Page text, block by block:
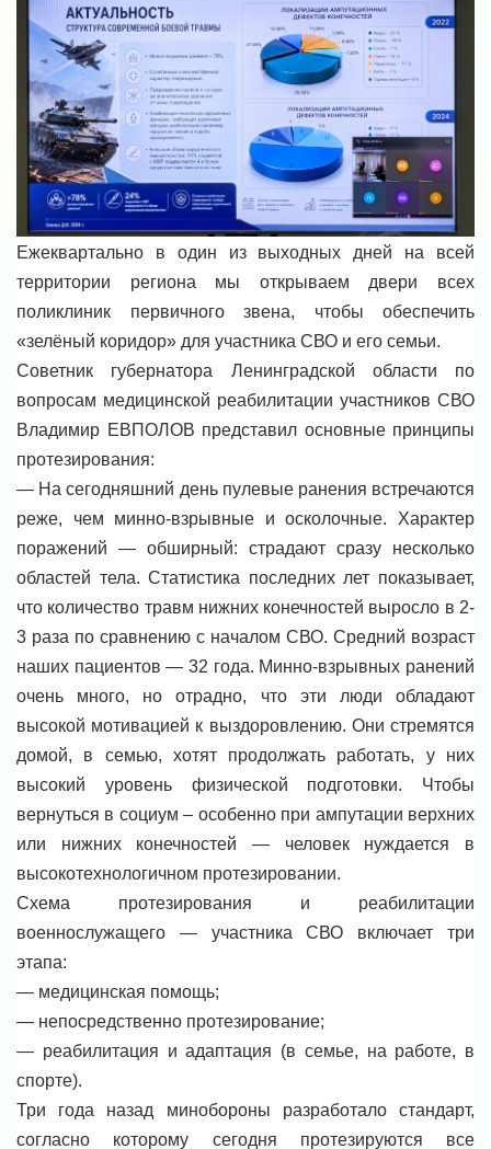
Ежеквартально в один из выходных дней на всей
территории региона мы открываем двери всех
поликлиник первичного звена, чтобы обеспечить
«зелёный коридор» для участника СВО и его семьи.
Советник губернатора Ленинградской области по
вопросам медицинской реабилитации участников СВО
Владимир ЕВПОЛОВ представил основные принципы
протезирования:
— На сегодняшний день пулевые ранения встречаются
реже, чем минно-взрывные и осколочные. Характер
поражений — обширный: страдают сразу несколько
областей тела. Статистика последних лет показывает,
что количество травм нижних конечностей выросло в 2-
3 раза по сравнению с началом СВО. Средний возраст
наших пациентов — 32 года. Минно-взрывных ранений
очень много, но отрадно, что эти люди обладают
высокой мотивацией к выздоровлению. Они стремятся
домой, в семью, хотят продолжать работать, у них
высокий уровень физической подготовки. Чтобы
вернуться в социум – особенно при ампутации верхних
или нижних конечностей — человек нуждается в
высокотехнологичном протезировании.
Схема протезирования и реабилитации
военнослужащего — участника СВО включает три
этапа:
— медицинская помощь;
— непосредственно протезирование;
— реабилитация и адаптация (в семье, на работе, в
спорте).
Три года назад минобороны разработало стандарт,
согласно которому сегодня протезируются все